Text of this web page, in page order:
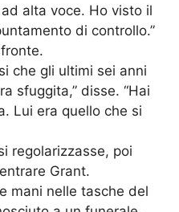
alta voce. Ho visto il
di controllo.”
che gli ultimi sei anni
sfuggita,” disse. “Hai
Lui era quello che si
regolarizzasse, poi
Grant.
mani nelle tasche del